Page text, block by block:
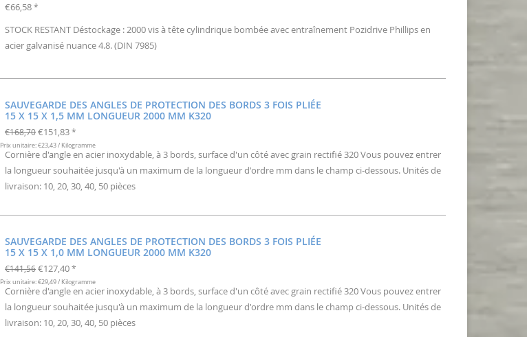
€66,58 *
STOCK RESTANT Déstockage : 2000 vis à tête cylindrique bombée avec entraînement Pozidrive Phillips en
acier galvanisé nuance 4.8. (DIN 7985)
SAUVEGARDE DES ANGLES DE PROTECTION DES BORDS 3 FOIS PLIÉE
15 X 15 X 1,5 MM LONGUEUR 2000 MM K320
€168,70 €151,83 *
Prix unitaire: €23,43 / Kilogramme
Cornière d'angle en acier inoxydable, à 3 bords, surface d'un côté avec grain rectifié 320 Vous pouvez entrer
la longueur souhaitée jusqu'à un maximum de la longueur d'ordre mm dans le champ ci-dessous. Unités de
livraison: 10, 20, 30, 40, 50 pièces
SAUVEGARDE DES ANGLES DE PROTECTION DES BORDS 3 FOIS PLIÉE
15 X 15 X 1,0 MM LONGUEUR 2000 MM K320
€141,56 €127,40 *
Prix unitaire: €29,49 / Kilogramme
Cornière d'angle en acier inoxydable, à 3 bords, surface d'un côté avec grain rectifié 320 Vous pouvez entrer
la longueur souhaitée jusqu'à un maximum de la longueur d'ordre mm dans le champ ci-dessous. Unités de
livraison: 10, 20, 30, 40, 50 pièces